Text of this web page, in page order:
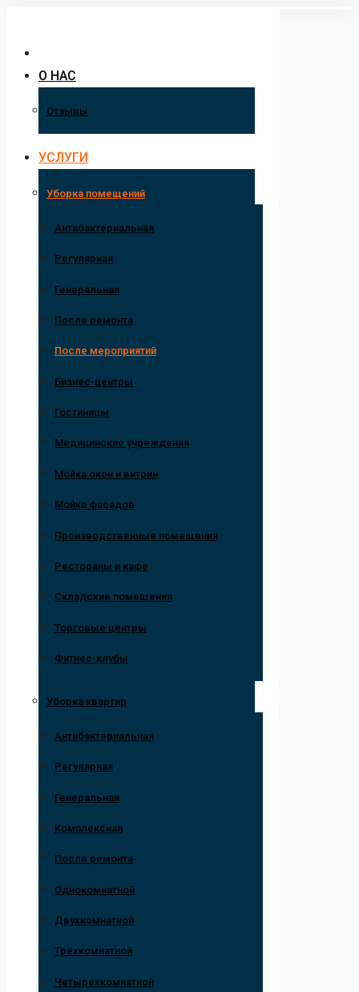
О НАС
Отзывы
УСЛУГИ
Уборка помещений
Антибактериальная
Регулярная
Генеральная
После ремонта
После мероприятий
Бизнес-центры
Гостиницы
Медицинские учреждения
Мойка окон и витрин
Мойка фасадов
Производственные помещения
Рестораны и кафе
Складские помещения
Торговые центры
Фитнес-клубы
Уборка квартир
Антибактериальная
Регулярная
Генеральная
Комплексная
После ремонта
Однокомнатной
Двухкомнатной
Трёхкомнатной
Четырехкомнатной